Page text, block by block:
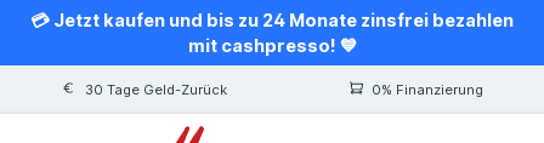
springen
💳 Jetzt kaufen und bis zu 24 Monate zinsfrei bezahlen
mit cashpresso! 💙
30 Tage Geld-Zurück 0% Finanzierung